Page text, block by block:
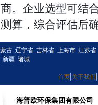
商。企业选型可结
测算，综合评估后
古 辽宁省 吉林省 上海市 江苏省
新疆 诸城
首页|关于我们|
海普欧环保集团有限公司